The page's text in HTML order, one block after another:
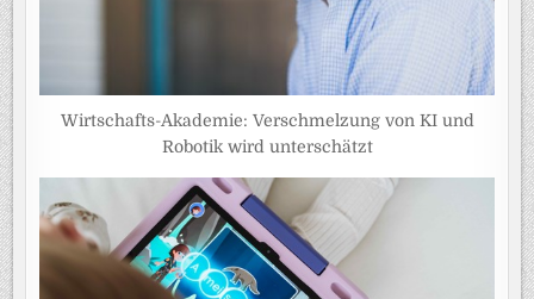
Wirtschafts-Akademie: Verschmelzung von KI und
Robotik wird unterschätzt